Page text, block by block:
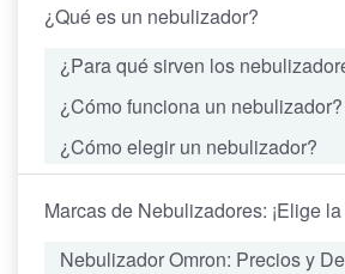
¿Qué es un nebulizador?
¿Para qué sirven los
¿Cómo funciona un nebulizador?
¿Cómo elegir un nebulizador?
Marcas de Nebulizadores: ¡Elige
NebulizadorOmron: Precios y